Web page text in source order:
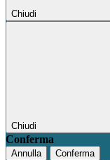
Chiudi
Chiudi
Conferma
Annulla Conferma